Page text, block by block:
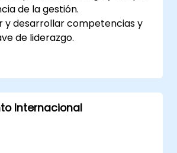
de la gestión.
y desarrollar competencias y
de liderazgo.
eficazmente.
e influir en otros
comunicación efectiva.
Internacional